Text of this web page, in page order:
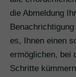
die Abmeldung
es, Ihnen einen
ermöglichen, bei
Schritte